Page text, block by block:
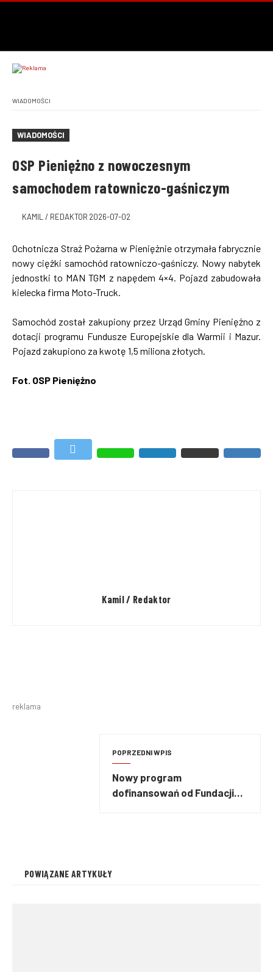
WIADOMOŚCI
WIADOMOŚCI
OSP Pieniężno z nowoczesnym
samochodem ratowniczo-gaśniczym
KAMIL / REDAKTOR 2026-07-02
Ochotnicza Straż Pożarna w Pieniężnie otrzymała fabrycznie
nowy ciężki samochód ratowniczo-gaśniczy. Nowy nabytek
jednostki to MAN TGM z napędem 4×4. Pojazd zabudowała
kielecka firma Moto-Truck.
Samochód został zakupiony przez Urząd Gminy Pieniężno z
dotacji programu Fundusze Europejskie dla Warmii i Mazur.
Pojazd zakupiono za kwotę 1,5 miliona złotych.
Fot. OSP Pieniężno
Kamil / Redaktor
reklama
POPRZEDNI WPIS
Nowy program
dofinansowań od Fundacji
POWIĄZANE ARTYKUŁY